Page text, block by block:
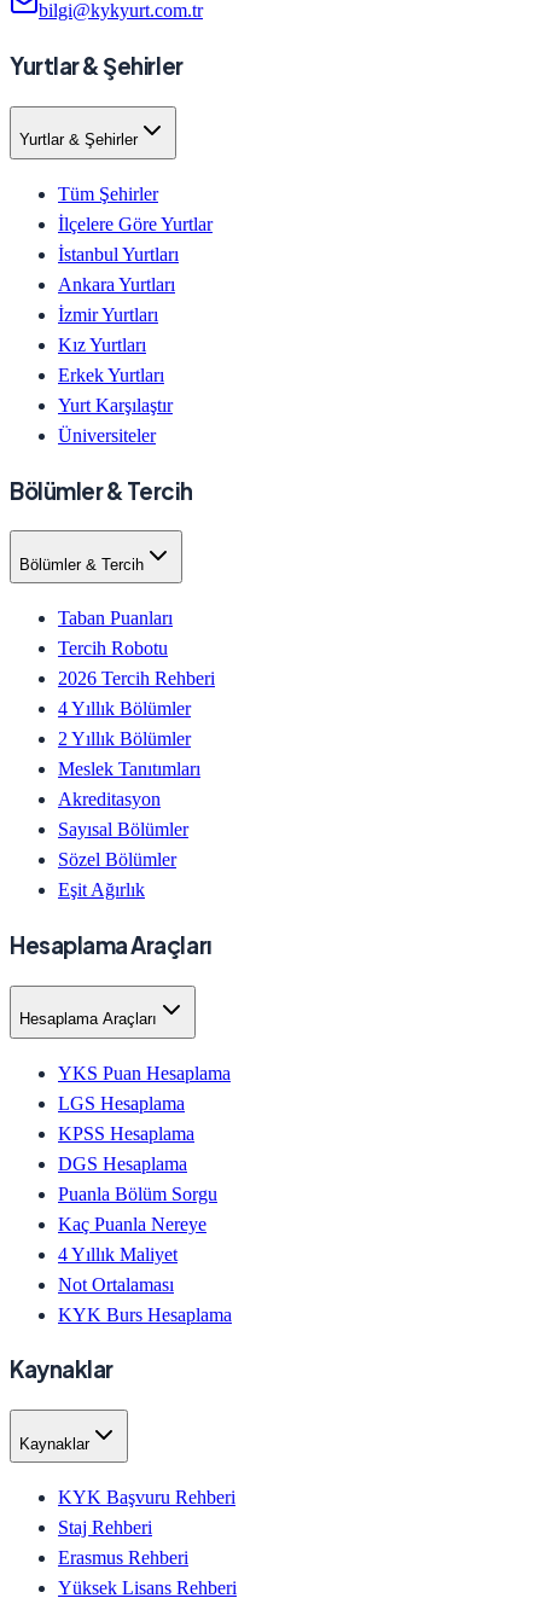
bilgi@kykyurt.com.tr
Yurtlar & Şehirler
Yurtlar & Şehirler
Tüm Şehirler
İlçelere Göre Yurtlar
İstanbul Yurtları
Ankara Yurtları
İzmir Yurtları
Kız Yurtları
Erkek Yurtları
Yurt Karşılaştır
Üniversiteler
Bölümler & Tercih
Bölümler & Tercih
Taban Puanları
Tercih Robotu
2026 Tercih Rehberi
4 Yıllık Bölümler
2 Yıllık Bölümler
Meslek Tanıtımları
Akreditasyon
Sayısal Bölümler
Sözel Bölümler
Eşit Ağırlık
Hesaplama Araçları
Hesaplama Araçları
YKS Puan Hesaplama
LGS Hesaplama
KPSS Hesaplama
DGS Hesaplama
Puanla Bölüm Sorgu
Kaç Puanla Nereye
4 Yıllık Maliyet
Not Ortalaması
KYK Burs Hesaplama
Kaynaklar
Kaynaklar
KYK Başvuru Rehberi
Staj Rehberi
Erasmus Rehberi
Yüksek Lisans Rehberi